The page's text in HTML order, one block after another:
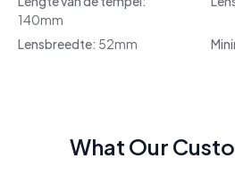
140mm
Lensbreedte: 52mm
What Our